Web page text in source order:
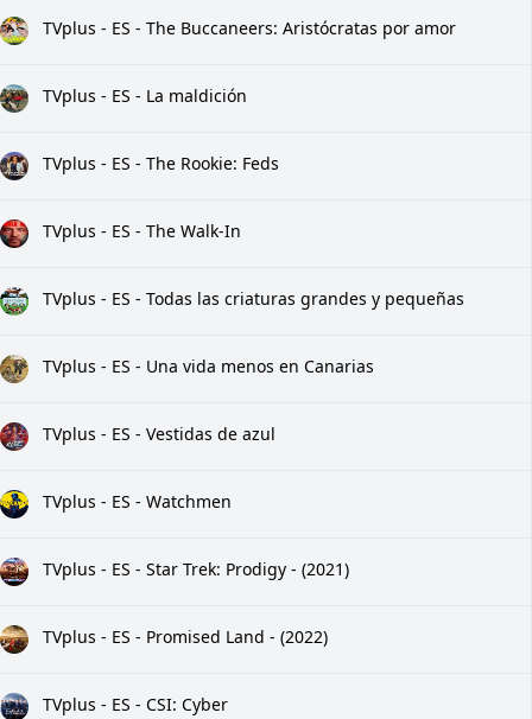
TVplus - ES - The Buccaneers: Aristócratas por amor
TVplus - ES - La maldición
TVplus - ES - The Rookie: Feds
TVplus - ES - The Walk-In
TVplus - ES - Todas las criaturas grandes y pequeñas
TVplus - ES - Una vida menos en Canarias
TVplus - ES - Vestidas de azul
TVplus - ES - Watchmen
TVplus - ES - Star Trek: Prodigy - (2021)
TVplus - ES - Promised Land - (2022)
TVplus - ES - CSI: Cyber